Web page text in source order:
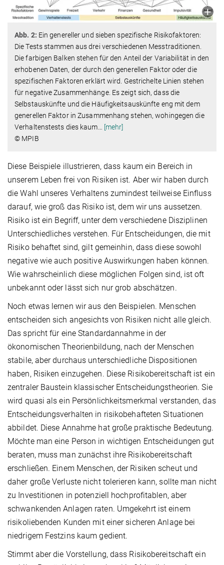
Abb. 2: Ein genereller und sieben spezifische Risikofaktoren:
Die Tests stammen aus drei verschiedenen Messtraditionen.
Die farbigen Balken stehen für den Anteil der Variabilität in den
erhobenen Daten, der durch den generellen Faktor oder die
spezifischen Faktoren erklärt wird. Gestrichelte Linien stehen
für negative Zusammenhänge. Es zeigt sich, dass die
Selbstauskünfte und die Häufigkeitsauskünfte eng mit dem
generellen Faktor in Zusammenhang stehen, wohingegen die
Verhaltenstests dies kaum… [mehr]
© MPIB
Diese Beispiele illustrieren, dass kaum ein Bereich in
unserem Leben frei von Risiken ist. Aber wir haben durch
die Wahl unseres Verhaltens zumindest teilweise Einfluss
darauf, wie groß das Risiko ist, dem wir uns aussetzen.
Risiko ist ein Begriff, unter dem verschiedene Disziplinen
Unterschiedliches verstehen. Für Entscheidungen, die mit
Risiko behaftet sind, gilt gemeinhin, dass diese sowohl
negative wie auch positive Auswirkungen haben können.
Wie wahrscheinlich diese möglichen Folgen sind, ist oft
unbekannt oder lässt sich nur grob abschätzen.
Noch etwas lernen wir aus den Beispielen. Menschen
entscheiden sich angesichts von Risiken nicht alle gleich.
Das spricht für eine Standardannahme in der
ökonomischen Theorienbildung, nach der Menschen
stabile, aber durchaus unterschiedliche Dispositionen
haben, Risiken einzugehen. Diese Risikobereitschaft ist ein
zentraler Baustein klassischer Entscheidungstheorien. Sie
wird quasi als ein Persönlichkeitsmerkmal verstanden, das
Entscheidungsverhalten in risikobehafteten Situationen
abbildet. Diese Annahme hat große praktische Bedeutung.
Möchte man eine Person in wichtigen Entscheidungen gut
beraten, muss man zunächst ihre Risikobereitschaft
erschließen. Einem Menschen, der Risiken scheut und
daher große Verluste nicht tolerieren kann, sollte man nicht
zu Investitionen in potenziell hochprofitablen, aber
schwankenden Anlagen raten. Umgekehrt ist einem
risikoliebenden Kunden mit einer sicheren Anlage bei
niedrigem Festzins kaum gedient.
Stimmt aber die Vorstellung, dass Risikobereitschaft ein